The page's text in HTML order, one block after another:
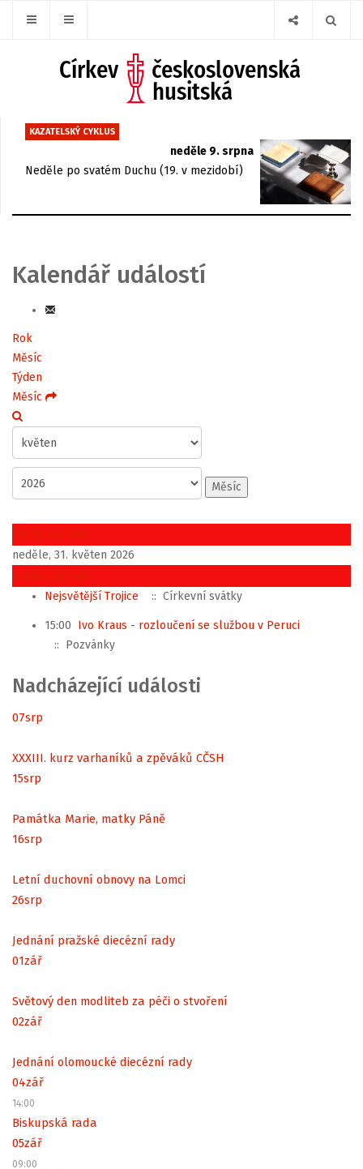
KAZATELSKÝ CYKLUS
neděle 9. srpna
Neděle po svatém Duchu (19. v mezidobí)
Kalendář událostí
Rok
Měsíc
Týden
Měsíc
Měsíc
Předchozí den
neděle, 31. květen 2026
Následující den
Nejsvětější Trojice
:: Církevní svátky
15:00 Ivo Kraus - rozloučení se službou v Peruci
:: Pozvánky
Nadcházející události
07srp
XXXIII. kurz varhaníků a zpěváků CČSH
15srp
Památka Marie, matky Páně
16srp
Letní duchovní obnovy na Lomci
26srp
Jednání pražské diecézní rady
01zář
Světový den modliteb za péči o stvoření
02zář
Jednání olomoucké diecézní rady
04zář
14:00
Biskupská rada
05zář
09:00